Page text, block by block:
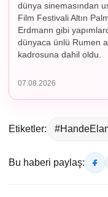
dünya sinemasından
Film Festivali Altın
Erdmann gibi
dünyaca ünlü Rumen
kadrosuna dahil oldu.
07.08.2026
Etiketler:
Bu haberi paylaş: